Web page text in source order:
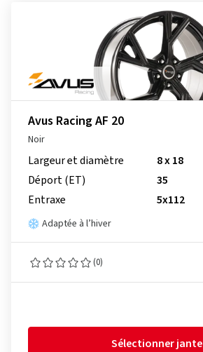
Avus Racing AF 20
Noir
Largeur et diamètre
8 x 18
Déport (ET)
35
Entraxe
5x112
Adaptée à l’hiver
(0)
Sélectionner jante